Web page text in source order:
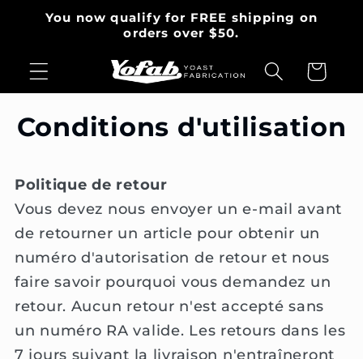
passer
You now qualify for FREE shipping on
orders over $50.
Panier
Conditions d'utilisation
Politique de retour
Vous devez nous envoyer un e-mail avant
de retourner un article pour obtenir un
numéro d'autorisation de retour et nous
faire savoir pourquoi vous demandez un
retour. Aucun retour n'est accepté sans
un numéro RA valide. Les retours dans les
7 jours suivant la livraison n'entraîneront